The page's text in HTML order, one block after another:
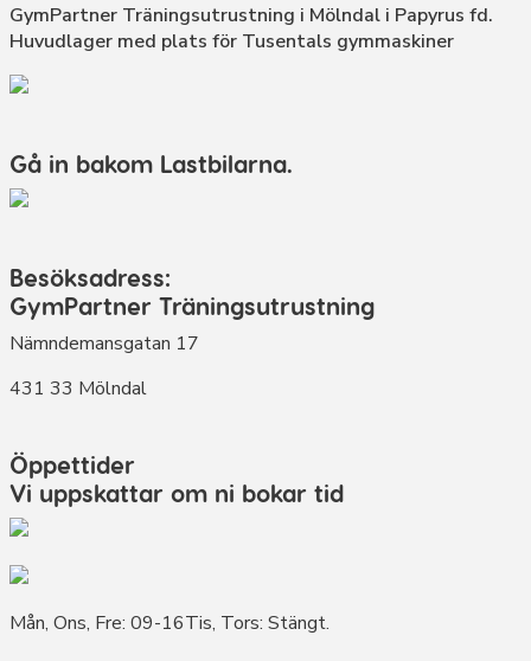
GymPartner Träningsutrustning i Mölndal i Papyrus fd.
Huvudlager med plats för Tusentals gymmaskiner
Gå in bakom Lastbilarna.
Besöksadress:
GymPartner Träningsutrustning
Nämndemansgatan 17
431 33 Mölndal
Öppettider
Vi uppskattar om ni bokar tid
Mån, Ons, Fre: 09-16Tis, Tors: Stängt.